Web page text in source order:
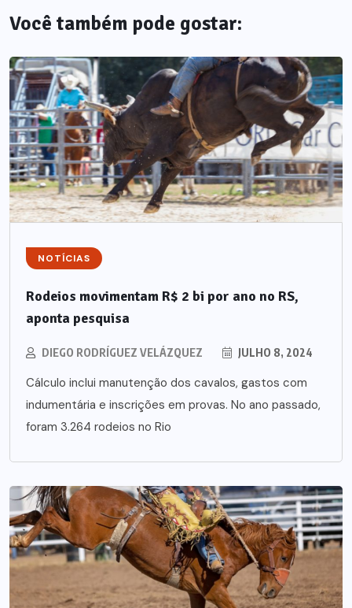
Você também pode gostar:
NOTÍCIAS
Rodeios movimentam R$ 2 bi por ano no RS,
aponta pesquisa
DIEGO RODRÍGUEZ VELÁZQUEZ JULHO 8, 2024
Cálculo inclui manutenção dos cavalos, gastos com
indumentária e inscrições em provas. No ano passado,
foram 3.264 rodeios no Rio